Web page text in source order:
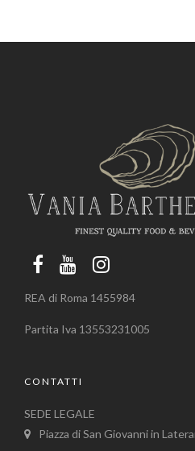
REA di Roma 1455984
Partita Iva 13553231005
CONTATTI
SEDE LEGALE
Piazza di San Giovanni in